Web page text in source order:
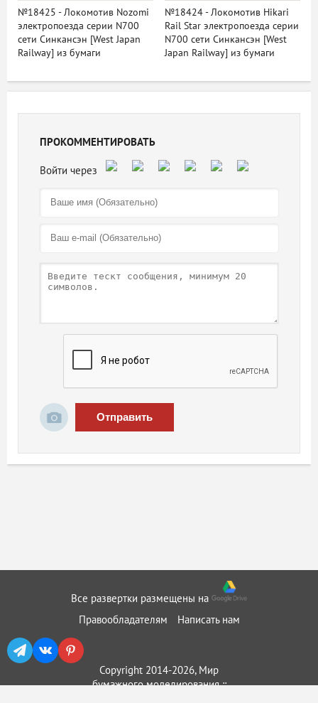
№18425 - Локомотив Nozomi
электропоезда серии N700
сети Синкансэн [West Japan
Railway] из бумаги
№18424 - Локомотив Hikari
Rail Star электропоезда серии
N700 сети Синкансэн [West
Japan Railway] из бумаги
ПРОКОММЕНТИРОВАТЬ
Отправить
Все развертки размещены на
Правообладателям
Написать нам
Copyright 2014-2026, Мир
бумажного моделирования ::